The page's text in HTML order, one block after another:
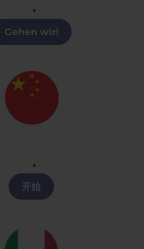
en Collado Villalba
Gehen wir!
en Collado Villalba
开始